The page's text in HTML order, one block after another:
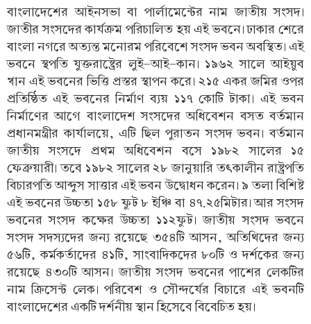
বাংলাদেশের আইনসভা বা পার্লামেন্টের নাম জাতীয় সংসদ।
জাতীর সংসদের কার্যক্রম পরিচালিত হয় এই ভবনে। ঢাকার শেরে
বাংলা নগরে অত্যন্ত মনোরম পরিবেশে সংসদ ভবন অবস্থিত। এই
ভবনে স্থপতি যুক্তরাষ্ট্রের লুই-আই-কান। ১৯৬২ সালে আইয়ুব
খান এই ভবনের ভিত্তি প্রস্তর স্থাপন করে। ২১৫ একর জমির ওপর
প্রতিষ্ঠিত এই ভবনের নির্মাণ ব্যয় ১১৭ কোটি টাকা। এই ভবন
নির্মাণের আগে বাংলাদেশ সংসদের অধিবেশন বসত বর্তমান
প্রধানমন্ত্রীর কার্যালয়ে, এটি ছিল পুরাতন সংসদ ভবন। বর্তমান
জাতীয় সংসদে প্রথম অধিবেশন বসে ১৯৮২ সালের ১৫
ফেব্রুয়ারী। তবে ১৯৮২ সালের ২৮ জানুয়ারি তৎকালীন রাষ্ট্রপতি
বিচারপতি আব্দুস সাত্তার এই ভবন উদ্বোধন করেন। ৯ তলা বিশিষ্ট
এই ভবনের উচ্চতা ১৫৮ ফুট ৮ ইঞ্চি বা ৪৭.২৫মিটার। আর সংসদ
ভবনের সংসদ কক্ষের উচ্চতা ১১২ফুট। জাতীয় সংসদ ভবনে
সংসদ সদস্যদের জন্য রয়েছে ৩৫৪টি আসন, অতিথিদের জন্য
৫৬টি, কর্মকর্তাদের ৪১টি, সাংবাদিকদের ৮০টি ও দর্শকের জন্য
রয়েছে ৪৩০টি আসন। জাতীয় সংসদ ভবনের পাশের লেকটির
নাম ক্রিসেন্ট লেক। পরিবেশ ও সৌন্দর্যের বিচারে এই ভবনটি
বাংলাদেশের একটি দর্শনীয় স্থান হিসেবে বিবেচিত হয়।